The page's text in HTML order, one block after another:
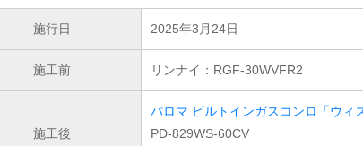
施行日 2025年3月24日
施工前 リンナイ：RGF-30WVFR2
施工後
パロマ ビルトインガスコンロ「ウィ
PD-829WS-60CV